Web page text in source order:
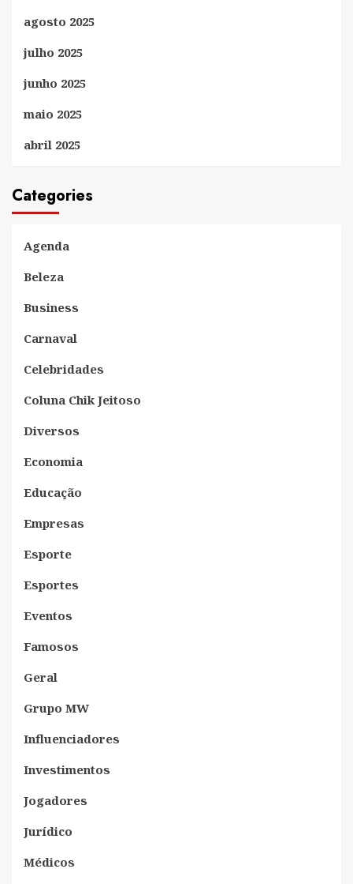
agosto 2025
julho 2025
junho 2025
maio 2025
abril 2025
Categories
Agenda
Beleza
Business
Carnaval
Celebridades
Coluna Chik Jeitoso
Diversos
Economia
Educação
Empresas
Esporte
Esportes
Eventos
Famosos
Geral
Grupo MW
Influenciadores
Investimentos
Jogadores
Jurídico
Médicos